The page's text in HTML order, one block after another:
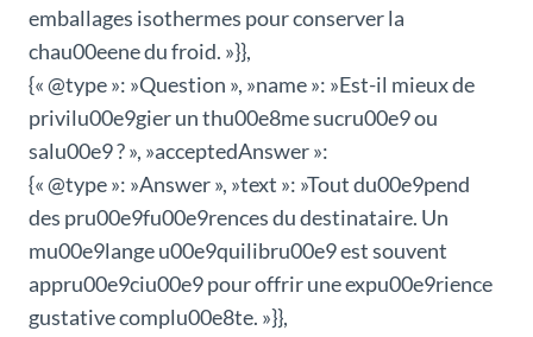
emballages isothermes pour conserver la
chau00eene du froid. »}},
{« @type »: »Question », »name »: »Est-il mieux de
privilu00e9gier un thu00e8me sucru00e9 ou
salu00e9 ? », »acceptedAnswer »:
{« @type »: »Answer », »text »: »Tout du00e9pend
des pru00e9fu00e9rences du destinataire. Un
mu00e9lange u00e9quilibru00e9 est souvent
appru00e9ciu00e9 pour offrir une expu00e9rience
gustative complu00e8te. »}},